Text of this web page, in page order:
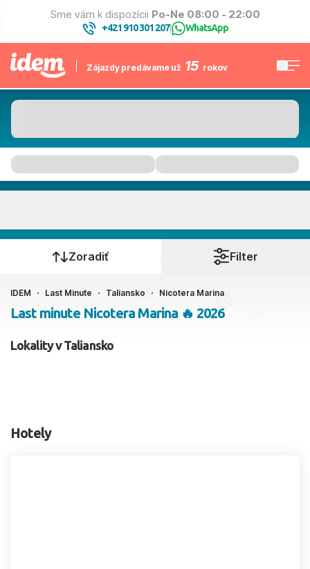
Sme vám k dispozícii Po-Ne 08:00 - 22:00
+421 910 301 207| WhatsApp
Zájazdy predávame už 15 rokov
Kedy cestujete?
Ako cestujete?
2 dospelí, 0 deti
Zoradiť Filter
IDEM Last Minute Taliansko Nicotera Marina
Last minute Nicotera Marina 🔥 2026
Lokality v Taliansko
Hotely